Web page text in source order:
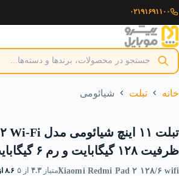
به
محتوا
۰۲۱۹۱۶۹۱۱۰۰
خانه تبلت شیائومی
ظرفیت ۱۲۸ گیگابایت و رم ۶ گیگابایت
Xiaomi Redmi Pad ۲ ۱۲۸/۶ wifiامتیاز ۴.۳از ۵ ۸.۶ از ۱۰